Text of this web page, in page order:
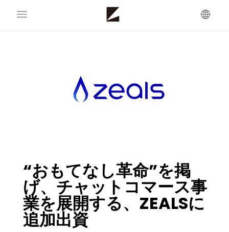
“おもてなし革命”を掲
げ、チャットコマース事
業を展開する、ZEALSに
追加出資